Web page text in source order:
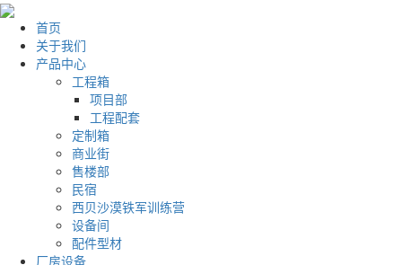
首页
关于我们
产品中心
工程箱
项目部
工程配套
定制箱
商业街
售楼部
民宿
西贝沙漠铁军训练营
设备间
配件型材
厂房设备